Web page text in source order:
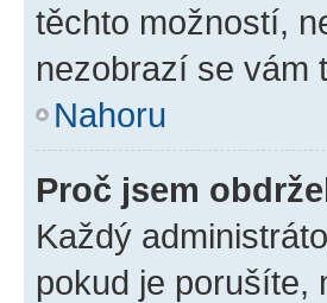
těchto možností,
nezobrazí se vám
Nahoru
Proč jsem
Každý
pokud je porušíte,